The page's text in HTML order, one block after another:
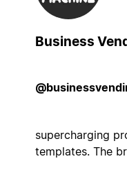
Business
supercharging
templates. The